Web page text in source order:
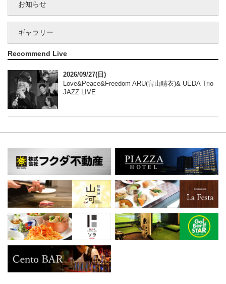
お知らせ
ギャラリー
Recommend Live
2026/09/27(日)
Love&Peace&Freedom ARU(畠山晴衣)& UEDA Trio
JAZZ LIVE